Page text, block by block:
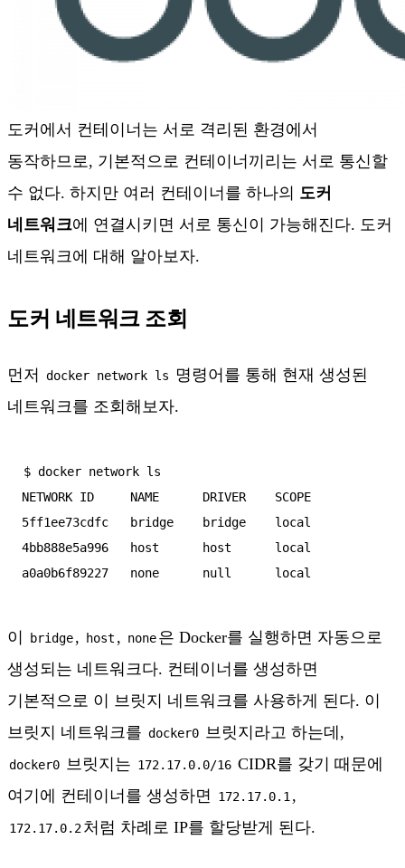
도커에서 컨테이너는 서로 격리된 환경에서
동작하므로, 기본적으로 컨테이너끼리는 서로 통신할
수 없다. 하지만 여러 컨테이너를 하나의 도커
네트워크에 연결시키면 서로 통신이 가능해진다. 도커
네트워크에 대해 알아보자.
도커 네트워크 조회
먼저 docker network ls
명령어를 통해 현재 생성된
네트워크를 조회해보자.
$ docker network ls
NETWORK ID     NAME      DRIVER    SCOPE
5ff1ee73cdfc   bridge    bridge    local
4bb888e5a996   host      host      local
이 bridge, host , none은 Docker를 실행하면 자동으로
생성되는 네트워크다. 컨테이너를 생성하면
기본적으로 이 브릿지 네트워크를 사용하게 된다. 이
브릿지 네트워크를 docker0 브릿지라고 하는데,
docker0 브릿지는 172.17.0.0/16 CIDR를 갖기 때문에
여기에 컨테이너를 생성하면
172.17.0.1 ,
172.17.0.2처럼 차례로 IP를 할당받게 된다.